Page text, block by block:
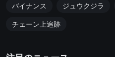
バイナンス ジュウクジラ
チェーン上追跡